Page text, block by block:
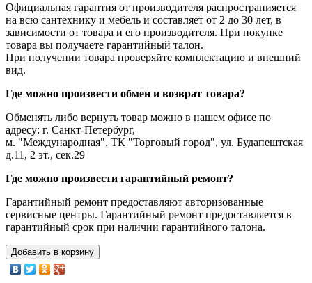
Официальная гарантия от производителя распространияется
на всю сантехнику и мебель и составляет от 2 до 30 лет, в
зависимости от товара и его производителя. При покупке
товара вы получаете гарантийный талон.
При получении товара проверяйте комплектацию и внешний
вид.
Где можно произвести обмен и возврат товара?
Обменять либо вернуть товар можно в нашем офисе по
адресу: г. Санкт-Петербург,
м. "Международная", ТК "Торговый город", ул. Будапештская
д.11, 2 эт., сек.29
Где можно произвести гарантийный ремонт?
Гарантийный ремонт предоставляют авторизованные
сервисные центры. Гарантийный ремонт предоставляется в
гарантийный срок при наличии гарантийного талона.
Добавить в корзину